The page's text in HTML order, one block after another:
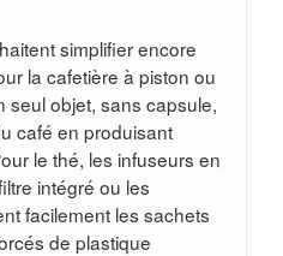
simplifier encore
la cafetière à piston ou
seul objet, sans capsule,
café en produisant
le thé, les infuseurs en
intégré ou les
facilement les sachets
de plastique